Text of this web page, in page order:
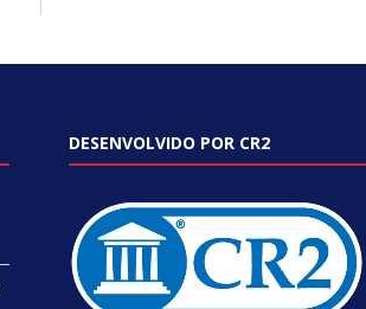
DESENVOLVIDO POR CR2